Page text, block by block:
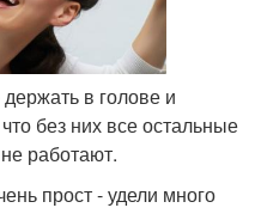
в голове и
без них все остальные
работают.
прост - удели много